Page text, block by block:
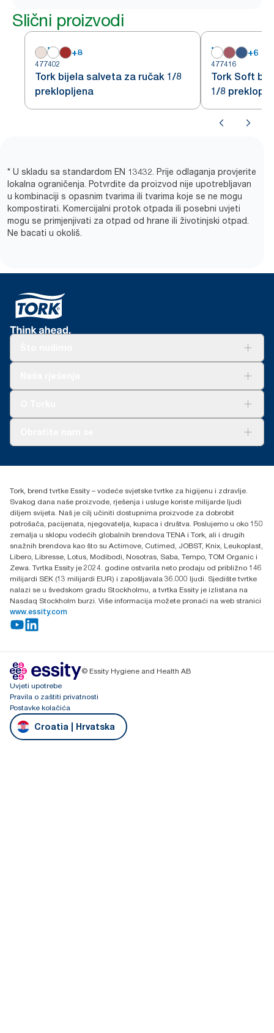
Slični proizvodi
+8
477402
Tork bijela salveta za ručak 1/8
preklopljena
+6
477416
Tork Soft
1/8
* U skladu sa standardom EN 13432. Prije odlaganja provjerite
lokalna ograničenja. Potvrdite da proizvod nije upotrebljavan
u kombinaciji s opasnim tvarima ili tvarima koje se ne mogu
kompostirati. Komercijalni protok otpada ili posebni uvjeti
mogu se primjenjivati za otpad od hrane ili životinjski otpad.
Ne bacati u okoliš.
+385 913 900 004
H-1021 Budapest
Budakeszi út 51.
Tork, brend tvrtke Essity – vodeće svjetske tvrtke za higijenu i zdravlje.
Svakog dana naše proizvode, rješenja i usluge koriste milijarde ljudi
diljem svijeta. Naš je cilj učiniti dostupnima proizvode za dobrobit
potrošača, pacijenata, njegovatelja, kupaca i društva. Poslujemo u oko 150
zemalja u sklopu vodećih globalnih brendova TENA i Tork, ali i drugih
snažnih brendova kao što su Actimove, Cutimed, JOBST, Knix, Leukoplast,
Libero, Libresse, Lotus, Modibodi, Nosotras, Saba, Tempo, TOM Organic i
Zewa. Tvrtka Essity je 2024. godine ostvarila neto prodaju od približno 146
milijardi SEK (13 milijardi EUR) i zapošljavala 36.000 ljudi. Sjedište tvrtke
nalazi se u švedskom gradu Stockholmu, a tvrtka Essity je izlistana na
Nasdaq Stockholm burzi. Više informacija možete pronaći na web stranici
www.essity.com
© Essity Hygiene and Health AB
Uvjeti upotrebe
Pravila o zaštiti privatnosti
Postavke kolačića
Croatia | Hrvatska